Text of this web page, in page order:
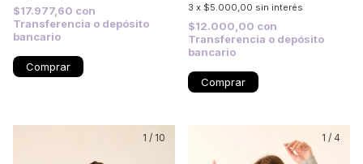
$17.977,60 con
Transferencia o depósito
bancario
Comprar
3 x $5.000,00 sin interés
$12.000,00 con
Transferencia o depósito
bancario
Comprar
1 / 10 1 / 4